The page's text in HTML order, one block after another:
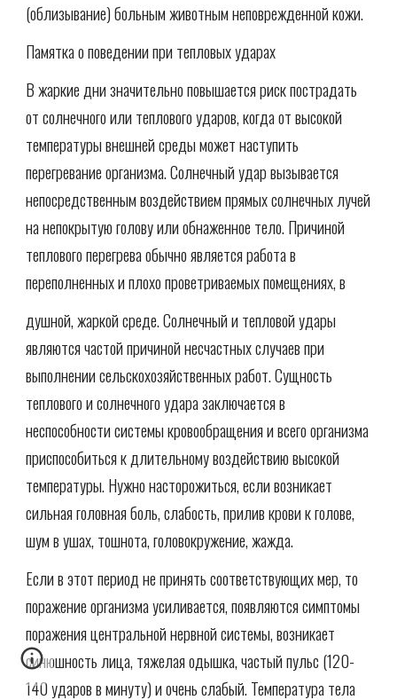
(облизывание) больным животным неповрежденной кожи.
Памятка о поведении при тепловых ударах
В жаркие дни значительно повышается риск пострадать
от солнечного или теплового ударов, когда от высокой
температуры внешней среды может наступить
перегревание организма. Солнечный удар вызывается
непосредственным воздействием прямых солнечных лучей
на непокрытую голову или обнаженное тело. Причиной
теплового перегрева обычно является работа в
переполненных и плохо проветриваемых помещениях, в
душной, жаркой среде. Солнечный и тепловой удары
являются частой причиной несчастных случаев при
выполнении сельскохозяйственных работ. Сущность
теплового и солнечного удара заключается в
неспособности системы кровообращения и всего организма
приспособиться к длительному воздействию высокой
температуры. Нужно насторожиться, если возникает
сильная головная боль, слабость, прилив крови к голове,
шум в ушах, тошнота, головокружение, жажда.
Если в этот период не принять соответствующих мер, то
поражение организма усиливается, появляются симптомы
поражения центральной нервной системы, возникает
синюшность лица, тяжелая одышка, частый пульс (120-
140 ударов в минуту) и очень слабый. Температура тела